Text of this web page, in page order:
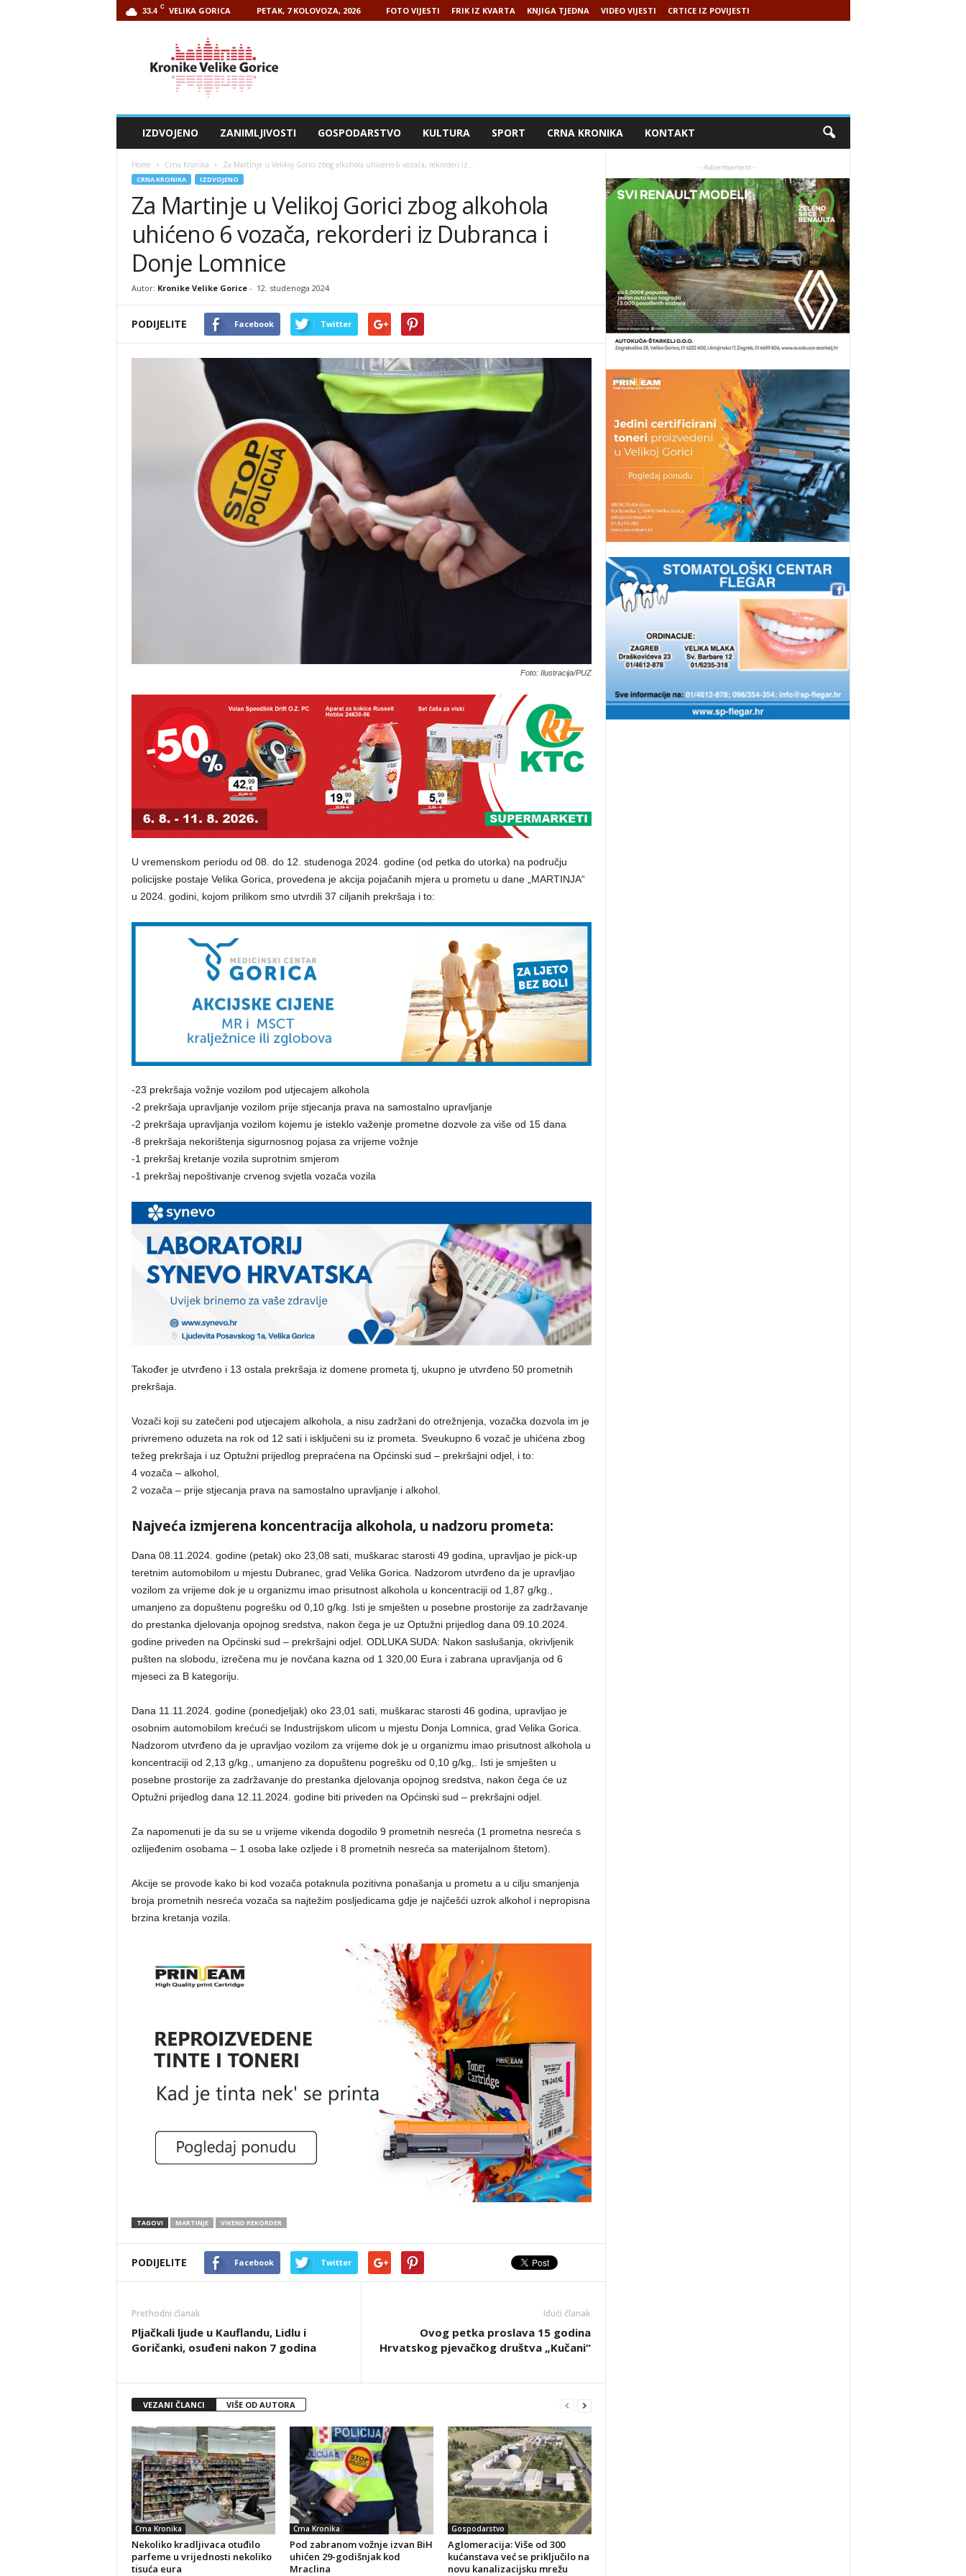
33.4 C VELIKA GORICA PETAK, 7 KOLOVOZA, 2026 FOTO VIJESTI FRIK IZ KVARTA KNJIGA TJEDNA VIDEO VIJESTI CRTICE IZ POVIJESTI
IZDVOJENO ZANIMLJIVOSTI GOSPODARSTVO KULTURA SPORT CRNA KRONIKA KONTAKT
Home Crna Kronika Za Martinje u Velikoj Gorici zbog alkohola uhićeno 6 vozača, rekorderi iz...
CRNA KRONIKA IZDVOJENO
Za Martinje u Velikoj Gorici zbog alkohola
uhićeno 6 vozača, rekorderi iz Dubranca i
Donje Lomnice
Autor: Kronike Velike Gorice- 12. studenoga 2024
PODIJELITE Facebook Twitter
Foto: Ilustracija/PUZ
U vremenskom periodu od 08. do 12. studenoga 2024. godine (od petka do utorka) na području
policijske postaje Velika Gorica, provedena je akcija pojačanih mjera u prometu u dane „MARTINJA“
u 2024. godini, kojom prilikom smo utvrdili 37 ciljanih prekršaja i to:
-23 prekršaja vožnje vozilom pod utjecajem alkohola
-2 prekršaja upravljanje vozilom prije stjecanja prava na samostalno upravljanje
-2 prekršaja upravljanja vozilom kojemu je isteklo važenje prometne dozvole za više od 15 dana
-8 prekršaja nekorištenja sigurnosnog pojasa za vrijeme vožnje
-1 prekršaj kretanje vozila suprotnim smjerom
-1 prekršaj nepoštivanje crvenog svjetla vozača vozila
Također je utvrđeno i 13 ostala prekršaja iz domene prometa tj, ukupno je utvrđeno 50 prometnih
prekršaja.
Vozači koji su zatečeni pod utjecajem alkohola, a nisu zadržani do otrežnjenja, vozačka dozvola im je
privremeno oduzeta na rok od 12 sati i isključeni su iz prometa. Sveukupno 6 vozač je uhićena zbog
težeg prekršaja i uz Optužni prijedlog prepraćena na Općinski sud – prekršajni odjel, i to:
4 vozača – alkohol,
2 vozača – prije stjecanja prava na samostalno upravljanje i alkohol.
Najveća izmjerena koncentracija alkohola, u nadzoru prometa:
Dana 08.11.2024. godine (petak) oko 23,08 sati, muškarac starosti 49 godina, upravljao je pick-up
teretnim automobilom u mjestu Dubranec, grad Velika Gorica. Nadzorom utvrđeno da je upravljao
vozilom za vrijeme dok je u organizmu imao prisutnost alkohola u koncentraciji od 1,87 g/kg.,
umanjeno za dopuštenu pogrešku od 0,10 g/kg. Isti je smješten u posebne prostorije za zadržavanje
do prestanka djelovanja opojnog sredstva, nakon čega je uz Optužni prijedlog dana 09.10.2024.
godine priveden na Općinski sud – prekršajni odjel. ODLUKA SUDA: Nakon saslušanja, okrivljenik
pušten na slobodu, izrečena mu je novčana kazna od 1 320,00 Eura i zabrana upravljanja od 6
mjeseci za B kategoriju.
Dana 11.11.2024. godine (ponedjeljak) oko 23,01 sati, muškarac starosti 46 godina, upravljao je
osobnim automobilom krećući se Industrijskom ulicom u mjestu Donja Lomnica, grad Velika Gorica.
Nadzorom utvrđeno da je upravljao vozilom za vrijeme dok je u organizmu imao prisutnost alkohola u
koncentraciji od 2,13 g/kg., umanjeno za dopuštenu pogrešku od 0,10 g/kg,. Isti je smješten u
posebne prostorije za zadržavanje do prestanka djelovanja opojnog sredstva, nakon čega će uz
Optužni prijedlog dana 12.11.2024. godine biti priveden na Općinski sud – prekršajni odjel.
Za napomenuti je da su se u vrijeme vikenda dogodilo 9 prometnih nesreća (1 prometna nesreća s
ozlijeđenim osobama – 1 osoba lake ozljede i 8 prometnih nesreća sa materijalnom štetom).
Akcije se provode kako bi kod vozača potaknula pozitivna ponašanja u prometu a u cilju smanjenja
broja prometnih nesreća vozača sa najtežim posljedicama gdje je najčešći uzrok alkohol i nepropisna
brzina kretanja vozila.
TAGOVI MARTINJE VIKEND REKORDER
PODIJELITE Facebook Twitter
Prethodni članak
Pljačkali ljude u Kauflandu, Lidlu i
Goričanki, osuđeni nakon 7 godina
Idući članak
Ovog petka proslava 15 godina
Hrvatskog pjevačkog društva „Kučani“
VEZANI ČLANCI VIŠE OD AUTORA
Crna Kronika
Nekoliko kradljivaca otuđilo
parfeme u vrijednosti nekoliko
tisuća eura
Crna Kronika
Pod zabranom vožnje izvan BiH
uhićen 29-godišnjak kod
Mraclina
Gospodarstvo
Aglomeracija: Više od 300
kućanstava već se priključilo na
novu kanalizacijsku mrežu
- Advertisement -